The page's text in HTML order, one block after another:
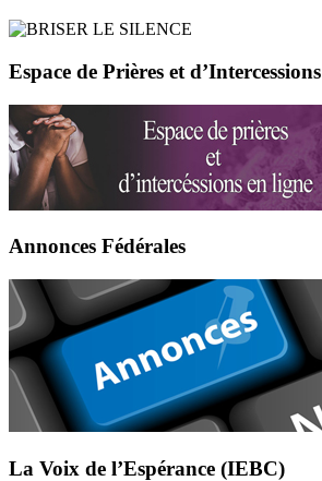
Espace de Prières et d’Intercessions
Annonces Fédérales
La Voix de l’Espérance (IEBC)